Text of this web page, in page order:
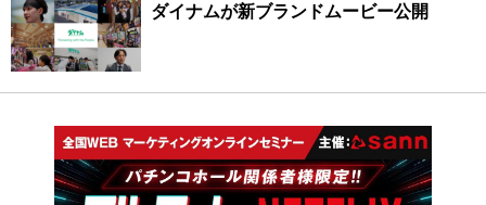
ダイナムが新ブランドムービー公開